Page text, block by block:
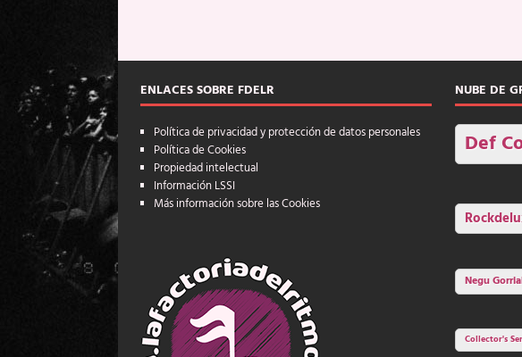
ENLACES SOBRE FDELR
Política de privacidad y protección de datos personales
Política de Cookies
Propiedad intelectual
Información LSSI
Más información sobre las Cookies
NUBE DE
Def
Negu
Collector's